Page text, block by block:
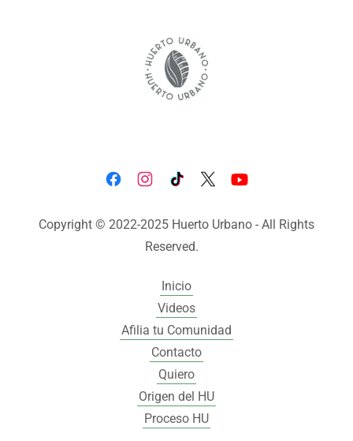
Copyright © 2022-2025 Huerto Urbano - All Rights
Reserved.
Inicio
Videos
Afilia tu Comunidad
Contacto
Quiero
Origen del HU
Proceso HU